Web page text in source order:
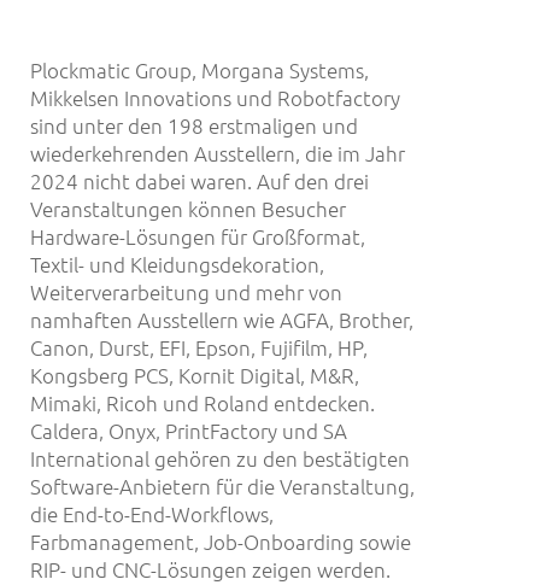
Plockmatic Group, Morgana Systems,
Mikkelsen Innovations und Robotfactory
sind unter den 198 erstmaligen und
wiederkehrenden Ausstellern, die im Jahr
2024 nicht dabei waren. Auf den drei
Veranstaltungen können Besucher
Hardware-Lösungen für Großformat,
Textil- und Kleidungsdekoration,
Weiterverarbeitung und mehr von
namhaften Ausstellern wie AGFA, Brother,
Canon, Durst, EFI, Epson, Fujifilm, HP,
Kongsberg PCS, Kornit Digital, M&R,
Mimaki, Ricoh und Roland entdecken.
Caldera, Onyx, PrintFactory und SA
International gehören zu den bestätigten
Software-Anbietern für die Veranstaltung,
die End-to-End-Workflows,
Farbmanagement, Job-Onboarding sowie
RIP- und CNC-Lösungen zeigen werden.